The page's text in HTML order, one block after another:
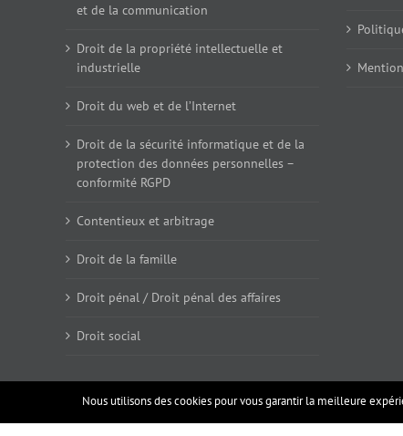
et de la communication
Droit de la propriété intellectuelle et
industrielle
Droit du web et de l’Internet
Droit de la sécurité informatique et de la
protection des données personnelles –
conformité RGPD
Contentieux et arbitrage
Droit de la famille
Droit pénal / Droit pénal des affaires
Droit social
Nous utilisons des cookies pour vous garantir la meilleure